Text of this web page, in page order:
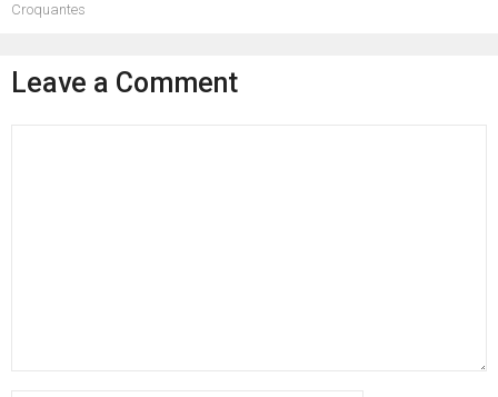
Croquantes
Leave a Comment